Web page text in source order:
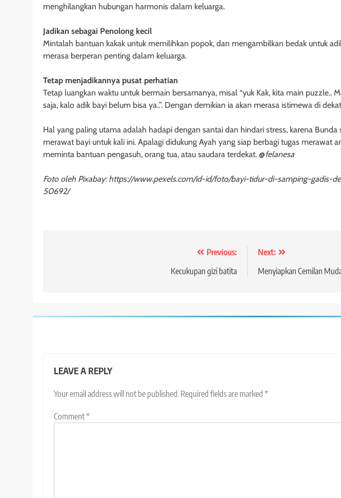
menghilangkan hubungan harmonis dalam keluarga.
Jadikan sebagai Penolong kecil
Mintalah bantuan kakak untuk memilihkan popok, dan mengambilkan bedak untuk
merasa berperan penting dalam keluarga.
Tetap menjadikannya pusat perhatian
Tetap luangkan waktu untuk bermain bersamanya, misal “yuk Kak, kita main puzzle..
saja, kalo adik bayi belum bisa ya..”. Dengan demikian ia akan merasa istimewa di
Hal yang paling utama adalah hadapi dengan santai dan hindari stress, karena
merawat bayi untuk kali ini. Apalagi didukung Ayah yang siap berbagi tugas merawat
meminta bantuan pengasuh, orang tua, atau saudara terdekat. @felanesa
Foto oleh Pixabay: https://www.pexels.com/id-id/foto/bayi-tidur-di-samping-gadis-
50692/
Previous:
Kecukupan gizi batita
Next:
Menyiapkan Cemilan
LEAVE A REPLY
Your email address will not be published. Required fields are marked *
Comment*